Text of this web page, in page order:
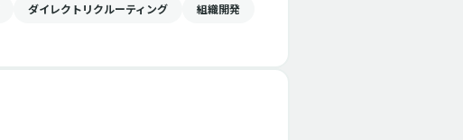
ダイレクトリクルーティング
組織開発